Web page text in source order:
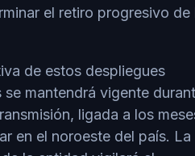
el retiro progresivo de
de estos despliegues
mantendrá vigente
ligada a los
en el noroeste del país. La